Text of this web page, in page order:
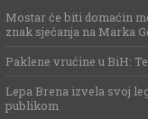
Mostar će biti domaćin
znak sjećanja na Marka
Paklene vrućine u BiH:
Lepa Brena izvela svoj
publikom